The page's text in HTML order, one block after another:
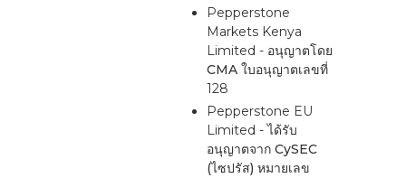
Pepperstone
Markets Kenya
Limited - อนุญาตโดย
CMAใบอนุญาตเลขที่
128
Pepperstone EU
Limited - ได้รับ
อนุญาตจาก CySEC
(ไซปรัส) หมายเลข